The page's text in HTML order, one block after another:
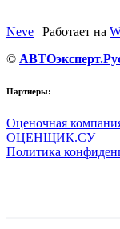
Neve | Работает на
©
Партнеры:
Оценочная
ОЦЕНЩИК.СУ
Политика